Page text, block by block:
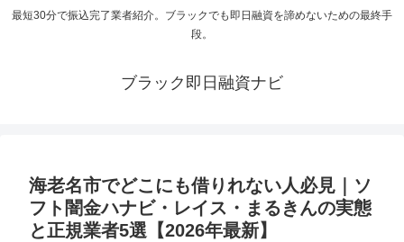
最短30分で振込完了業者紹介。ブラックでも即日融資を諦めないための最終手
段。
ブラック即日融資ナビ
海老名市でどこにも借りれない人必見｜ソ
フト闇金ハナビ・レイス・まるきんの実態
と正規業者5選【2026年最新】